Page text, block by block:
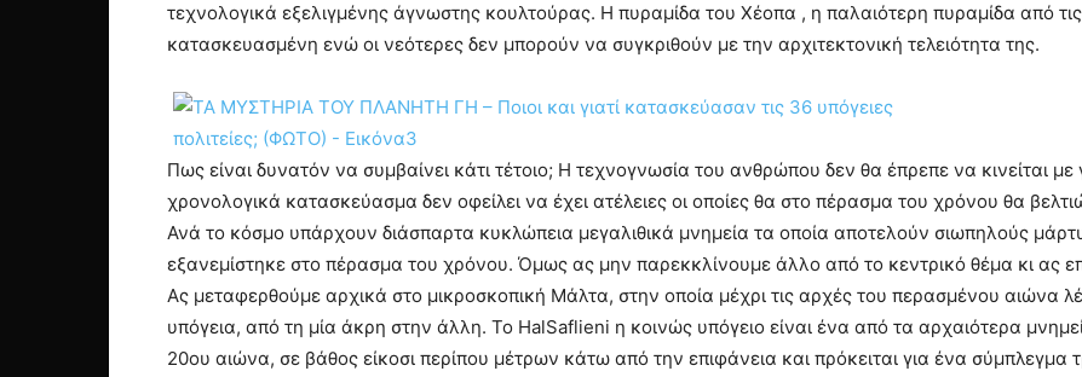
τεχνολογικά εξελιγμένης άγνωστης κουλτούρας. Η πυραμίδα του Χέοπα , η παλαιότερη πυραμίδα από τις
κατασκευασμένη ενώ οι νεότερες δεν μπορούν να συγκριθούν με την αρχιτεκτονική τελειότητα της.
Πως είναι δυνατόν να συμβαίνει κάτι τέτοιο; Η τεχνογνωσία του ανθρώπου δεν θα έπρεπε να κινείται
χρονολογικά κατασκεύασμα δεν οφείλει να έχει ατέλειες οι οποίες θα στο πέρασμα του χρόνου θα
Ανά το κόσμο υπάρχουν διάσπαρτα κυκλώπεια μεγαλιθικά μνημεία τα οποία αποτελούν σιωπηλούς
εξανεμίστηκε στο πέρασμα του χρόνου. Όμως ας μην παρεκκλίνουμε άλλο από το κεντρικό θέμα κι ας
Ας μεταφερθούμε αρχικά στο μικροσκοπική Μάλτα, στην οποία μέχρι τις αρχές του περασμένου αιώνα
υπόγεια, από τη μία άκρη στην άλλη. Το HalSaflieni η κοινώς υπόγειο είναι ένα από τα αρχαιότερα
20ου αιώνα, σε βάθος είκοσι περίπου μέτρων κάτω από την επιφάνεια και πρόκειται για ένα σύμπλεγμα